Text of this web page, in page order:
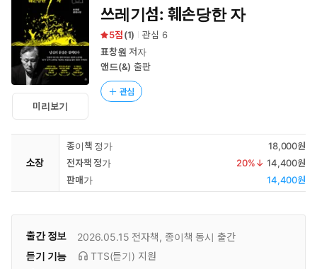
미리보기
쓰레기섬: 훼손당한 자
5 (1) 관심 6
표창원 저자
앤드(&) 출판
관심
소장
종이책 정가
18,000원
전자책 정가
20%↓ 14,400원
판매가
14,400원
출간 정보 2026.05.15 전자책, 종이책 동시 출간
듣기 기능
TTS(듣기) 지원